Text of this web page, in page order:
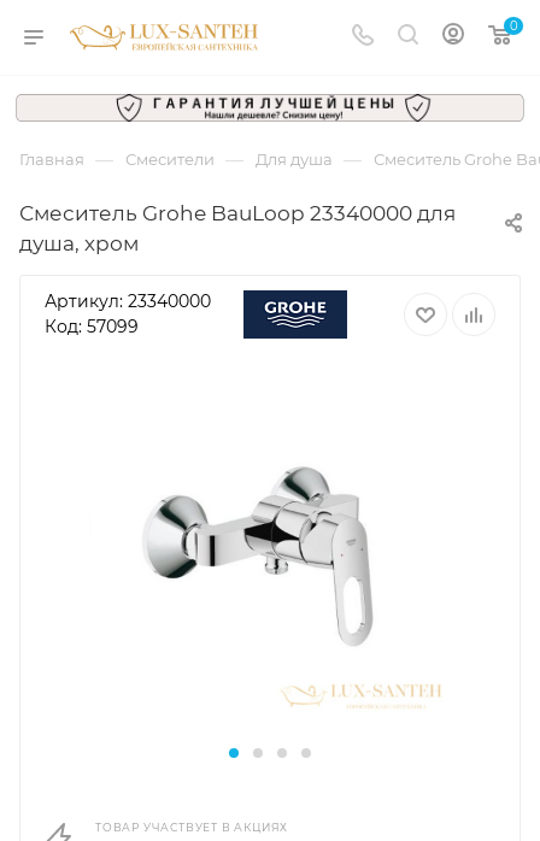
0
Главная — Смесители — Для душа — Смеситель Grohe
Смеситель Grohe BauLoop 23340000 для
душа, хром
Артикул: 23340000
Код: 57099
ТОВАР УЧАСТВУЕТ В АКЦИЯХ